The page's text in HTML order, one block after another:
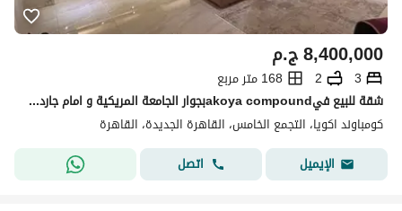
ج.م8,400,000
3
2
168 متر مربع
شقة للبيع فيakoya compoundبجوار الجامعة المريكية و امام جاردن 8 مفروشة بالكامل واقل من سعر السوق
كومباوند اكويا، التجمع الخامس، القاهرة الجديدة، القاهرة
الإيميل
اتصل